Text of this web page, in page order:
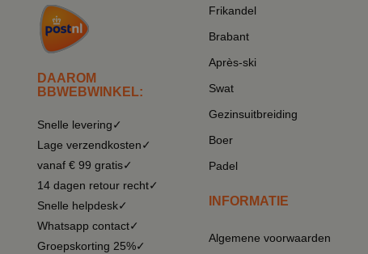
DAAROM
BBWEBWINKEL:
Snelle levering✓
Lage verzendkosten✓
vanaf € 99 gratis✓
14 dagen retour recht✓
Snelle helpdesk✓
Whatsapp contact✓
Groepskorting 25%✓
Frikandel
Brabant
Après-ski
Swat
Gezinsuitbreiding
Boer
Padel
INFORMATIE
Algemene voorwaarden